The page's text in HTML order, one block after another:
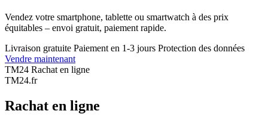
Vendez votre smartphone, tablette ou smartwatch à des prix
équitables – envoi gratuit, paiement rapide.
Livraison gratuite Paiement en 1-3 jours Protection des données
Vendre maintenant
TM24 Rachat en ligne
TM24.fr
Rachat en ligne